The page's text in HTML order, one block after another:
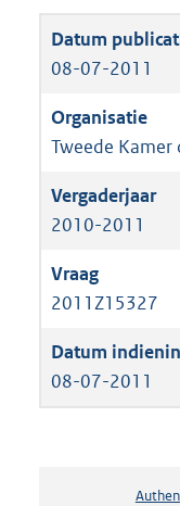
08-07-2011
Tweede Kamer
2010-2011
2011Z15327
08-07-2011